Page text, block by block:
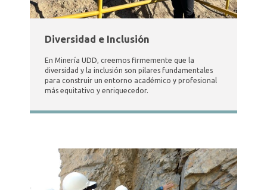
Diversidad e Inclusión
En Minería UDD, creemos firmemente que la
diversidad y la inclusión son pilares fundamentales
para construir un entorno académico y profesional
más equitativo y enriquecedor.